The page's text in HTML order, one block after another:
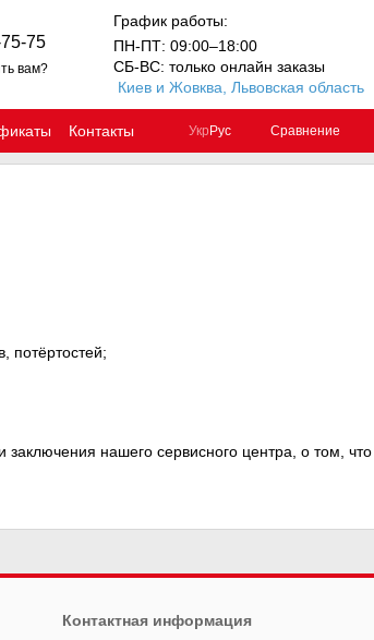
75
вам?
График работы:
ПН-ПТ: 09:00–18:00
СБ-ВС: только онлайн заказы
Киев и Жовква, Львовская область
Контакты Укр Рус Сравнение
потёртостей;
нашего сервисного центра, о том,
Контактная информация